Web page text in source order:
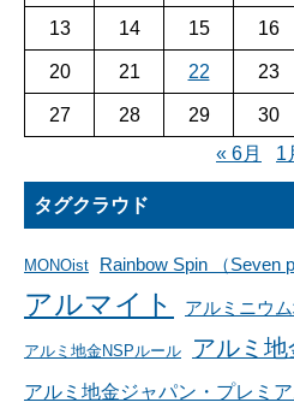
13 14 15 16
20 21 22 23
27 28 29
30
« 6月
1
タグクラウド
MONOist Rainbow Spin （Seven
アルマイト アルミニウ
アルミ地金NSPルール アルミ
アルミ地金ジャパン・プレミア